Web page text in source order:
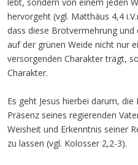
hervorgeht (vgl. Matthäus 4,4
dass diese Brotvermehrung
auf der grünen Weide nicht nur
versorgenden Charakter trägt,
Charakter.
Es geht Jesus hierbei darum,
Präsenz seines regierenden
Weisheit und Erkenntnis seiner
zu lassen (vgl. Kolosser 2,2-3).